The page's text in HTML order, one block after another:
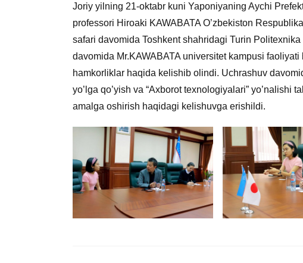
Joriy yilning 21-oktabr kuni Yaponiyaning Aychi
professori Hiroaki KAWABATA O’zbekiston
safari davomida Toshkent shahridagi Turin
davomida Mr.KAWABATA universitet kampusi
hamkorliklar haqida kelishib olindi. Uchrashuv
yo’lga qo’yish va “Axborot texnologiyalari”
amalga oshirish haqidagi kelishuvga erishildi.